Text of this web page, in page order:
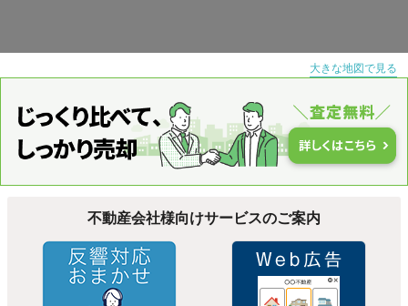
大きな地図で見る
不動産会社様向けサービスのご案内